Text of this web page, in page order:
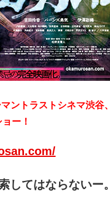
ントラストシネマ渋谷、
ー！
してはならないー。